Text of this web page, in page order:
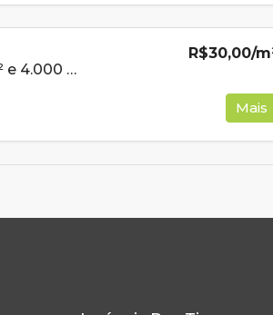
Galpões Industriais BTS 3.200 m² e 4.000 m² | Edan Park – Sul de Minas
R$30,00/
Mais